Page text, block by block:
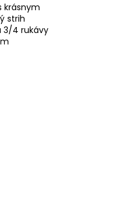
krásnym
strih
3/4 rukávy